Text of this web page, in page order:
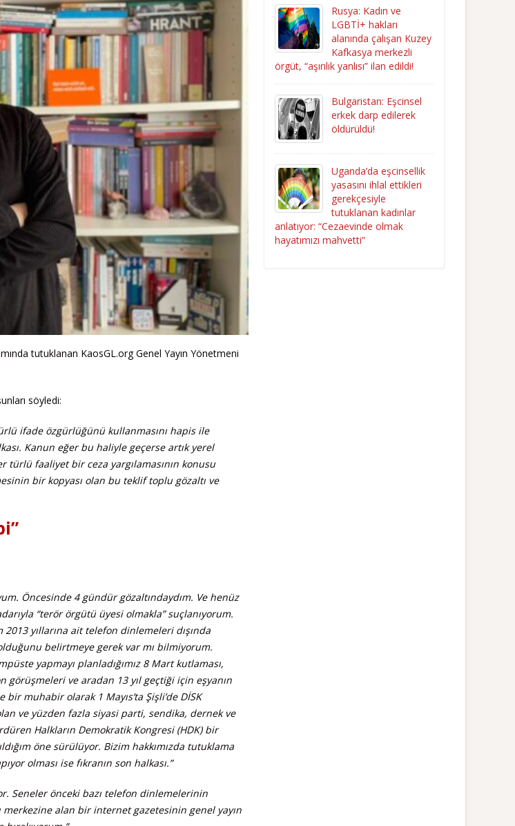
tutuklanan KaosGL.org Genel Yayın Yönetmeni
söyledi:
ifade özgürlüğünü kullanmasını hapis ile
Kanun eğer bu haliyle geçerse artık yerel
türlü faaliyet bir ceza yargılamasının konusu
bir kopyası olan bu teklif toplu gözaltı ve
Öncesinde 4 gündür gözaltındaydım. Ve henüz
“terör örgütü üyesi olmakla” suçlanıyorum.
yıllarına ait telefon dinlemeleri dışında
belirtmeye gerek var mı bilmiyorum.
yapmayı planladığımız 8 Mart kutlaması,
ve aradan 13 yıl geçtiği için eşyanın
muhabir olarak 1 Mayıs’ta Şişli’de DİSK
ve yüzden fazla siyasi parti, sendika, dernek ve
Halkların Demokratik Kongresi (HDK) bir
öne sürülüyor. Bizim hakkımızda tutuklama
olması ise fıkranın son halkası.”
Seneler önceki bazı telefon dinlemelerinin
merkezine alan bir internet gazetesinin genel yayın
Rusya: Kadın ve
LGBTİ+ hakları
alanında çalışan Kuzey
Kafkasya merkezli
örgüt, “aşırılık yanlısı” ilan edildi!
Bulgaristan: Eşcinsel
erkek darp edilerek
öldürüldü!
Uganda’da eşcinsellik
yasasını ihlal ettikleri
gerekçesiyle
tutuklanan kadınlar
anlatıyor: “Cezaevinde olmak
hayatımızı mahvetti”